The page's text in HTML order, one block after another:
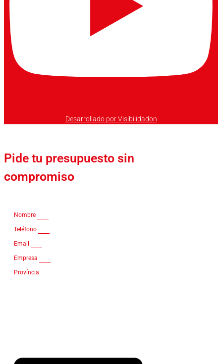
Desarrollado por Visibilidadon
Pide tu presupuesto sin
compromiso
Nombre
Teléfono
Email
Empresa
Província